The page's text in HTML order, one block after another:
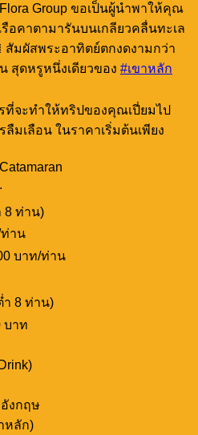
Group ขอเป็นผู้นำพาให้คุณ
อคาตามารันบนเกลียวคลื่นทะเล
สัมผัสพระอาทิตย์ตกงดงามกว่า
สุดหรูหนึ่งเดียวของ #เขาหลัก
ที่จะทำให้ทริปของคุณเปี่ยมไป
มเลือน ในราคาเริ่มต้นเพียง
8 ท่าน)
ท่าน
บาท/ท่าน
ำ 8 ท่าน)
บาท
งกฤษ
หลัก)